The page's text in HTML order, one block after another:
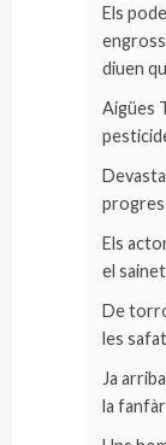
Els
diuen
Aigües
Els
el
De
les
Ja
la